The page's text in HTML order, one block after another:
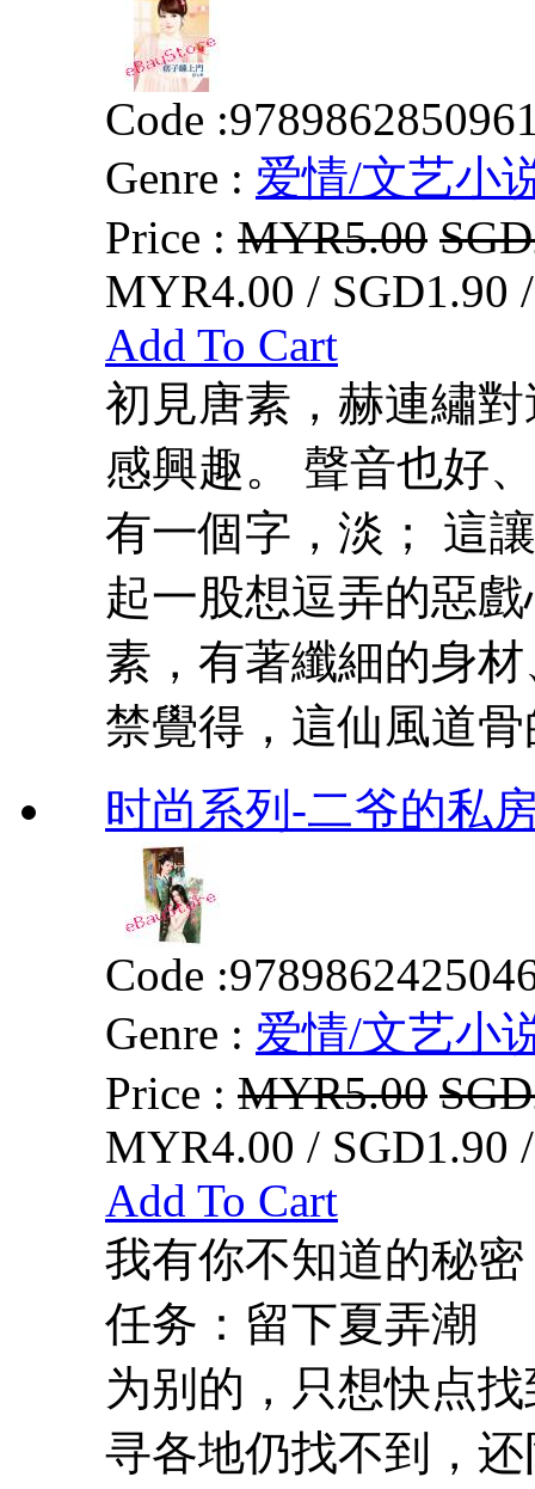
Code :
Genre : 爱情/文艺小
Price : MYR5.00
MYR4.00 / SGD1.90
Add To Cart
初見唐素，赫連繡
感興趣。 聲音也好
有一個字，淡； 這
起一股想逗弄的惡
素，有著纖細的身
禁覺得，這仙風道骨
时尚系列-二爷的私
Code :
Genre : 爱情/文艺小
Price : MYR5.00
MYR4.00 / SGD1.90
Add To Cart
我有你不知道的秘
任务：留下夏弄潮
为别的，只想快点
寻各地仍找不到，